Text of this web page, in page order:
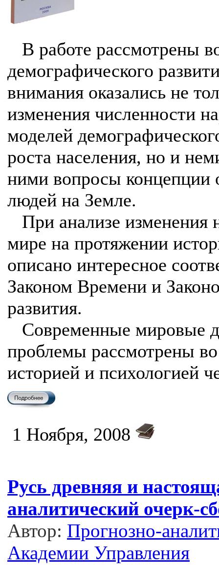
В работе рассмотрены
демографического
внимания оказались не
изменения численности
моделей
роста населения, но и
ними вопросы концепции
людей на Земле.
При анализе изменения
мире на протяжении
описано интересное
Законом Времени и
развития.
Современные мировые
проблемы рассмотрены во
историей и психологией
1 Ноября, 2008
Русь древняя и
аналитический очерк-
Автор: Прогнозно-
Академии Управления